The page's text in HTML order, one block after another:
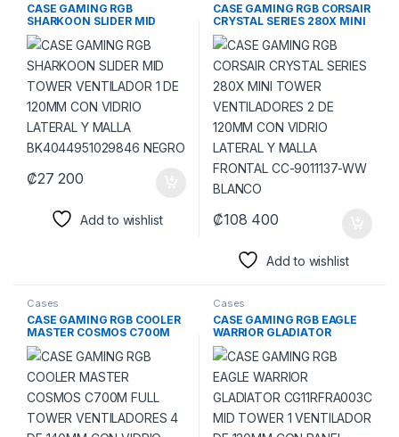
CASE GAMING RGB
SHARKOON SLIDER MID
TOWER VENTILADOR 1 DE
120MM CON VIDRIO
LATERAL Y MALLA
BK4044951029846 NEGRO
₡27 200
Add to wishlist
CASE GAMING RGB CORSAIR
CRYSTAL SERIES 280X MINI
TOWER VENTILADORES 2 DE
120MM CON VIDRIO
LATERAL Y MALLA FRONTAL
CC-9011137-WW BLANCO
₡108 400
Add to wishlist
Cases
CASE GAMING RGB COOLER
MASTER COSMOS C700M
FULL TOWER VENTILADORES
4 DE 140MM CON VIDRIO
TEMPLADO CURVO LATERAL
MCC-C700M-MG5N-S00
NEGRO
Cases
CASE GAMING RGB EAGLE
WARRIOR GLADIATOR
CG11RFRA003C MID TOWER
1 VENTILADOR DE 120MM
CON PANEL ACRÍLICO
FRONTAL Y LATERAL Y TIRA
RGB (INCLUYE PEQUEÑO
CONTROL BOARD) NEGRO